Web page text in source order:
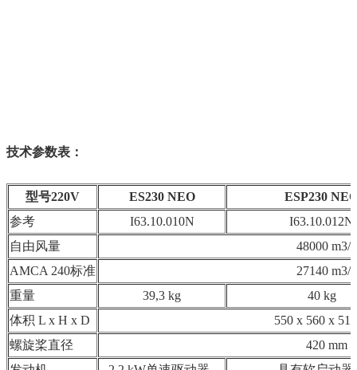
技术参数表：
型号220V ES230 NEO ESP230
参考
I63.10.010N
I63.10.012N
自由风量
48000 m3/h
AMCA 240标准
27140 m3/h
重量
39,3 kg
40 kg
体积 L x H x D
550 x 560 x
螺旋桨直径
420 mm